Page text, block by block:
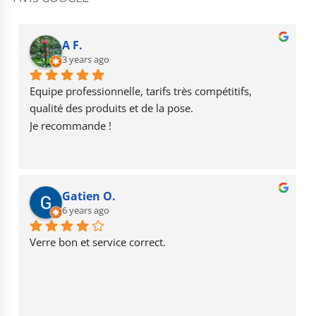
b
o
o
k
r
a
m
b
e
A F.
3 years ago
Equipe professionnelle, tarifs très compétitifs,
qualité des produits et de la pose.
Je recommande !
Gatien O.
6 years ago
Verre bon et service correct.